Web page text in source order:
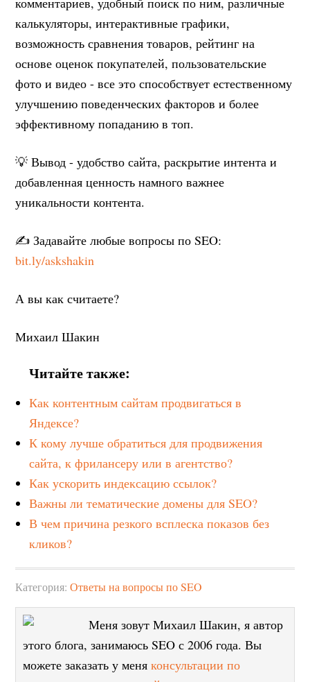
калькуляторы, интерактивные графики,
возможность сравнения товаров, рейтинг на
основе оценок покупателей, пользовательские
фото и видео - все это способствует естественному
улучшению поведенческих факторов и более
эффективному попаданию в топ.
💡 Вывод - удобство сайта, раскрытие интента и
добавленная ценность намного важнее
уникальности контента.
✍️ Задавайте любые вопросы по SEO:
bit.ly/askshakin
А вы как считаете?
Михаил Шакин
Читайте также:
Как контентным сайтам продвигаться в
Яндексе?
К кому лучше обратиться для продвижения
сайта, к фрилансеру или в агентство?
Как ускорить индексацию ссылок?
Важны ли тематические домены для SEO?
В чем причина резкого всплеска показов без
кликов?
Категория:Ответы на вопросы по SEO
Меня зовут Михаил Шакин, я автор
этого блога, занимаюсь SEO с 2006 года. Вы
можете заказать у меняконсультации по